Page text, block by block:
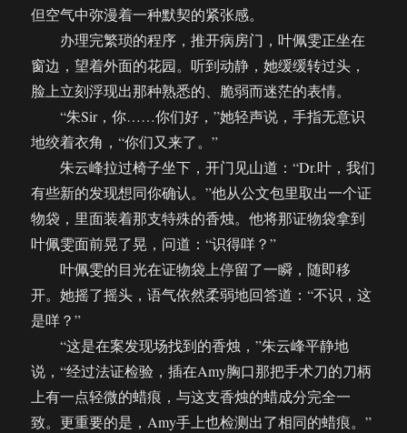
但空气中弥漫着一种默契的紧张感。
办理完繁琐的程序，推开病房门，叶佩雯正坐在
窗边，望着外面的花园。听到动静，她缓缓转过头，
脸上立刻浮现出那种熟悉的、脆弱而迷茫的表情。
“朱Sir，你……你们好，”她轻声说，手指无意识
地绞着衣角，“你们又来了。”
朱云峰拉过椅子坐下，开门见山道：“Dr.叶，我们
有些新的发现想同你确认。”他从公文包里取出一个证
物袋，里面装着那支特殊的香烛。他将那证物袋拿到
叶佩雯面前晃了晃，问道：“识得咩？”
叶佩雯的目光在证物袋上停留了一瞬，随即移
开。她摇了摇头，语气依然柔弱地回答道：“不识，这
是咩？”
“这是在案发现场找到的香烛，”朱云峰平静地
说，“经过法证检验，插在Amy胸口那把手术刀的刀柄
上有一点轻微的蜡痕，与这支香烛的蜡成分完全一
致。更重要的是，Amy手上也检测出了相同的蜡痕。”